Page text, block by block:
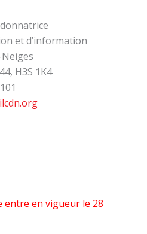
et d’information
H3S 1K4
entre en vigueur le 28